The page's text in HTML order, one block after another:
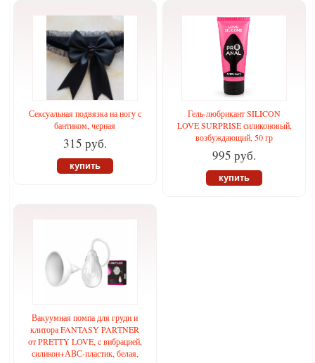
Сексуальная подвязка на ногу с
бантиком, черная
315 руб.
купить
Гель-любрикант SILICON
LOVE SURPRISE силиконовый,
возбуждающий, 50 гр
995 руб.
купить
Вакуумная помпа для груди и
клитора FANTASY PARTNER
от PRETTY LOVE, c вибрацией,
силикон+АВС-пластик, белая,